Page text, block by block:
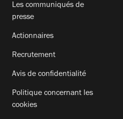
Les communiqués de
presse
Actionnaires
Recrutement
Avis de confidentialité
Politique concernant les
cookies